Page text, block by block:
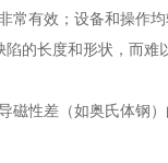
有效；设备和操作
的长度和形状，而
性差（如奥氏体钢